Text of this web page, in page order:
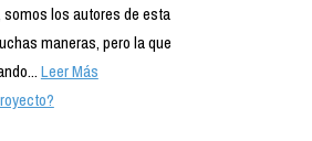
somos los autores de esta
maneras, pero la que
Leer Más